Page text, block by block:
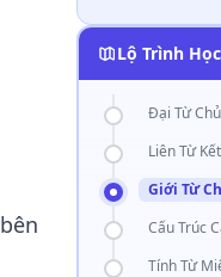
Lộ Trình Học
Đại Từ
Liên Từ
Giới Từ
Cấu Trúc
Tính Từ